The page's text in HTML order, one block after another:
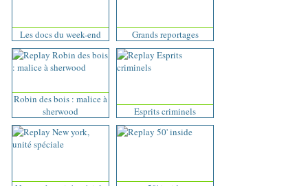
Les docs du week-end Grands reportages
Robin des bois : malice à
sherwood
Esprits criminels